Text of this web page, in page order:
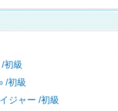
初級
/初級
ジャー /初級